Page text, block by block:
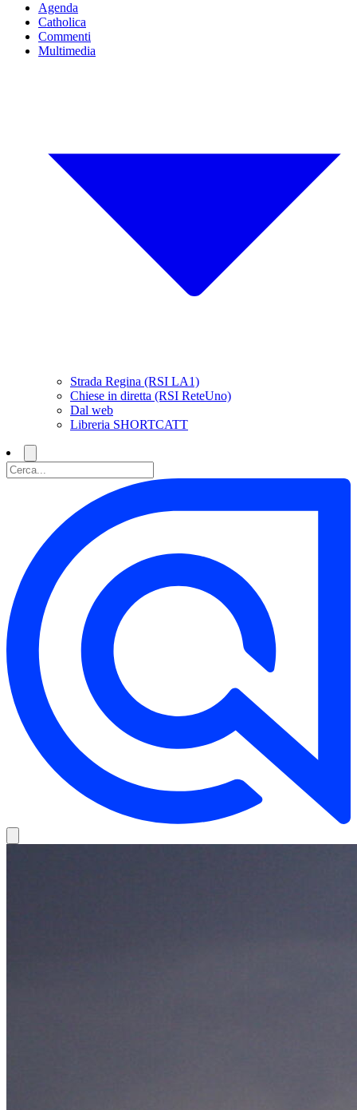
Agenda
Catholica
Commenti
Multimedia
Strada Regina (RSI LA1)
Chiese in diretta (RSI ReteUno)
Dal web
Libreria SHORTCATT